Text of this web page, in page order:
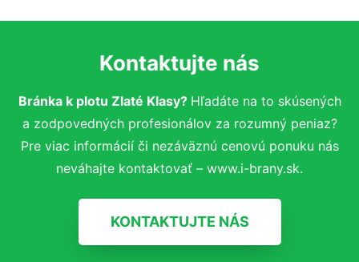
Kontaktujte nás
Bránka k plotu Zlaté Klasy? Hľadáte na to skúsených
a zodpovedných profesionálov za rozumný peniaz?
Pre viac informácií či nezáväznú cenovú ponuku nás
neváhajte kontaktovať – www.i-brany.sk.
KONTAKTUJTE NÁS